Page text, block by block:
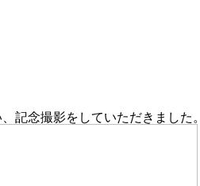
記念撮影をしていただきました。